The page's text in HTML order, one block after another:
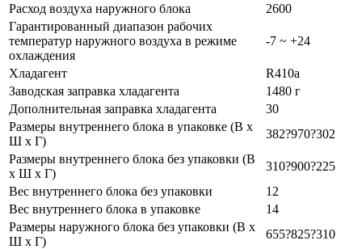
Расход воздуха наружного блока
2600
Гарантированный диапазон рабочих
температур наружного воздуха в режиме
охлаждения
-7 ~ +24
Хладагент
R410a
Заводская заправка хладагента
1480 г
Дополнительная заправка хладагента
30
Размеры внутреннего блока в упаковке (В х
Ш х Г)
382?970?302
Размеры внутреннего блока без упаковки (В
х Ш х Г)
310?900?225
Вес внутреннего блока без упаковки
12
Вес внутреннего блока в упаковке
14
Размеры наружного блока без упаковки (В х
Ш х Г)
655?825?310